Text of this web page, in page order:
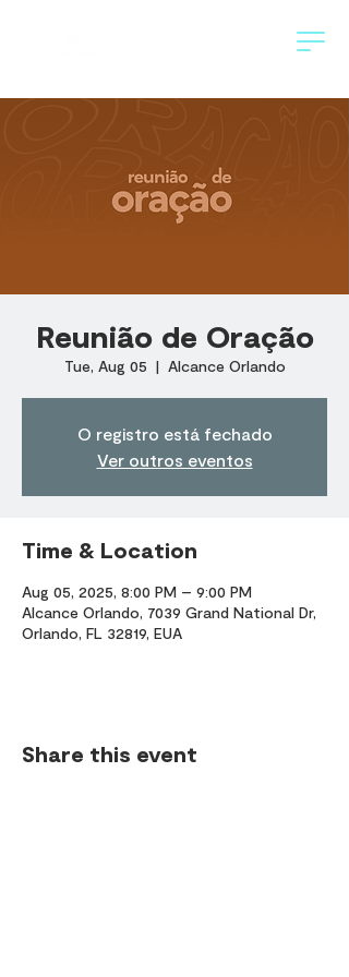
Reunião de Oração
Tue, Aug 05
  |
Alcance Orlando
O registro está fechado
Ver outros eventos
Time & Location
Aug 05, 2025, 8:00 PM – 9:00 PM
Alcance Orlando, 7039 Grand National Dr,
Orlando, FL 32819, EUA
Share this event